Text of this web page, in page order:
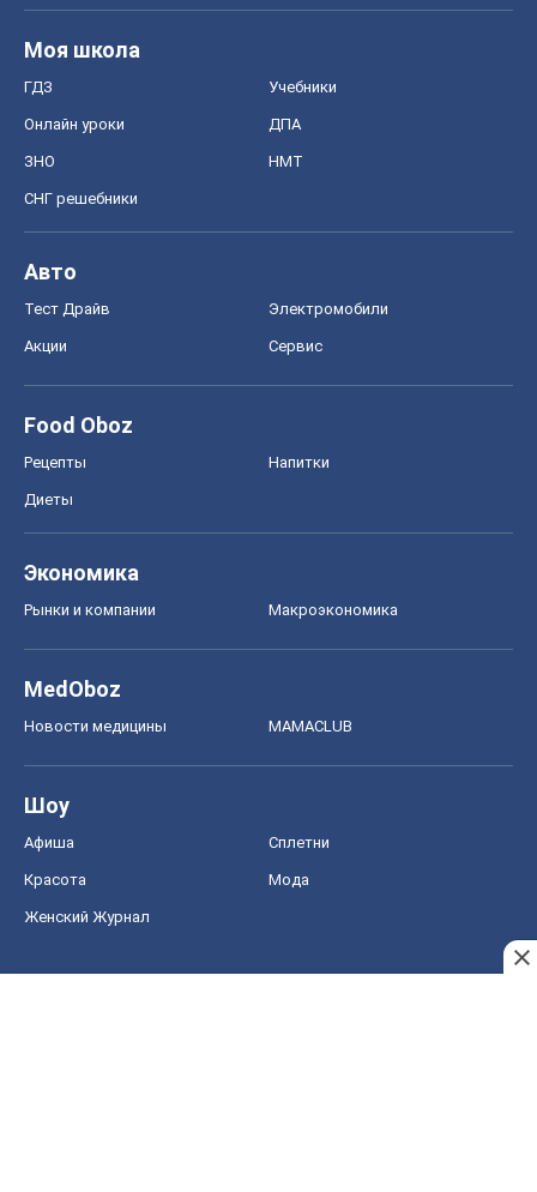
Моя школа
ГДЗ Учебники
Онлайн уроки ДПА
ЗНО НМТ
СНГ решебники
Авто
Тест Драйв Электромобили
Акции Сервис
Food Oboz
Рецепты Напитки
Диеты
Экономика
Рынки и компании Mакроэкономика
MedOboz
Новости медицины MAMACLUB
Шоу
Афиша Сплетни
Красота Мода
Женский Журнал